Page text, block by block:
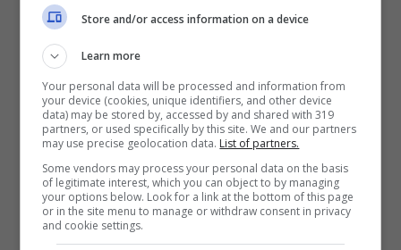
l’interesse del PSG che ha ammirato da
vicino le capacità del classe 1998 proprio
durante i gironi della Champions League di
questa stagione.
60 milioni di euro potrebbero portare il Milan
a lasciar partire il proprio centrocampista
dopo un solo anno in rossonero con la
Store and/or access information on a device
Learn more
Your personal data will be processed and information from
your device (cookies, unique identifiers, and other device
data) may be stored by, accessed by and shared with 319
partners, or used specifically by this site. We and our partners
may use precise geolocation data. List of partners.
Some vendors may process your personal data on the basis
of legitimate interest, which you can object to by managing
your options below. Look for a link at the bottom of this page
or in the site menu to manage or withdraw consent in privacy
and cookie settings.